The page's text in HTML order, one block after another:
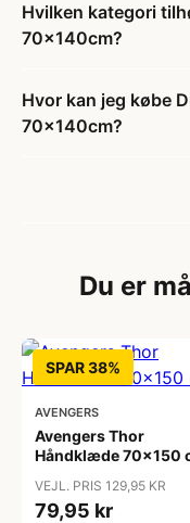
Hvilken kategori
70x140cm?
Hvor kan jeg købe
70x140cm?
Du er
SPAR 38%
AVENGERS
Avengers Thor
Håndklæde 70x150
VEJL. PRIS 129,95 KR
79,95 kr